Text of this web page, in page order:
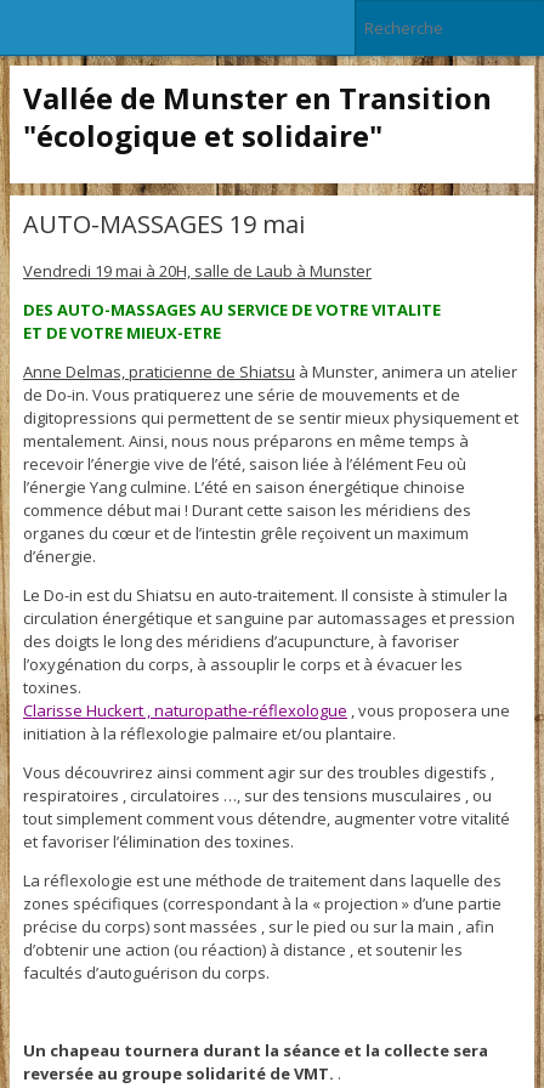
Vallée de Munster en Transition
"écologique et solidaire"
AUTO-MASSAGES 19 mai
Vendredi 19 mai à 20H, salle de Laub à Munster
DES AUTO-MASSAGES AU SERVICE DE VOTRE VITALITE
ET DE VOTRE MIEUX-ETRE
Anne Delmas, praticienne de Shiatsu à Munster, animera un atelier
de Do-in. Vous pratiquerez une série de mouvements et de
digitopressions qui permettent de se sentir mieux physiquement et
mentalement. Ainsi, nous nous préparons en même temps à
recevoir l’énergie vive de l’été, saison liée à l’élément Feu où
l’énergie Yang culmine. L’été en saison énergétique chinoise
commence début mai ! Durant cette saison les méridiens des
organes du cœur et de l’intestin grêle reçoivent un maximum
d’énergie.
Le Do-in est du Shiatsu en auto-traitement. Il consiste à stimuler la
circulation énergétique et sanguine par automassages et pression
des doigts le long des méridiens d’acupuncture, à favoriser
l’oxygénation du corps, à assouplir le corps et à évacuer les
toxines.
Clarisse Huckert , naturopathe-réflexologue , vous proposera une
initiation à la réflexologie palmaire et/ou plantaire.
Vous découvrirez ainsi comment agir sur des troubles digestifs ,
respiratoires , circulatoires …, sur des tensions musculaires , ou
tout simplement comment vous détendre, augmenter votre vitalité
et favoriser l’élimination des toxines.
La réflexologie est une méthode de traitement dans laquelle des
zones spécifiques (correspondant à la « projection » d’une partie
précise du corps) sont massées , sur le pied ou sur la main , afin
d’obtenir une action (ou réaction) à distance , et soutenir les
facultés d’autoguérison du corps.
Un chapeau tournera durant la séance et la collecte sera
reversée au groupe solidarité de VMT. .